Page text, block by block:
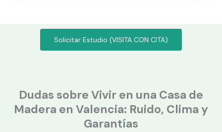
Solicitar Estudio (VISITA CON CITA)
Dudas sobre Vivir en una Casa de
Madera en Valencia: Ruido, Clima y
Garantías